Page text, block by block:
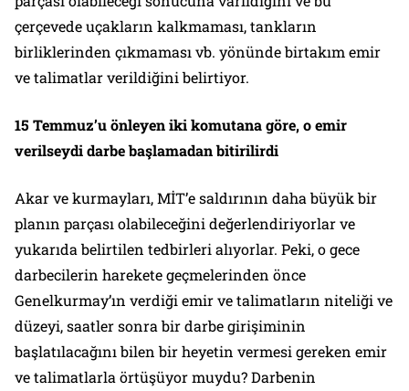
çerçevede uçakların kalkmaması, tankların
birliklerinden çıkmaması vb. yönünde birtakım emir
ve talimatlar verildiğini belirtiyor.
15 Temmuz’u önleyen iki komutana göre, o emir
verilseydi darbe başlamadan bitirilirdi
Akar ve kurmayları, MİT’e saldırının daha büyük bir
planın parçası olabileceğini değerlendiriyorlar ve
yukarıda belirtilen tedbirleri alıyorlar. Peki, o gece
darbecilerin harekete geçmelerinden önce
Genelkurmay’ın verdiği emir ve talimatların niteliği ve
düzeyi, saatler sonra bir darbe girişiminin
başlatılacağını bilen bir heyetin vermesi gereken emir
ve talimatlarla örtüşüyor muydu? Darbenin